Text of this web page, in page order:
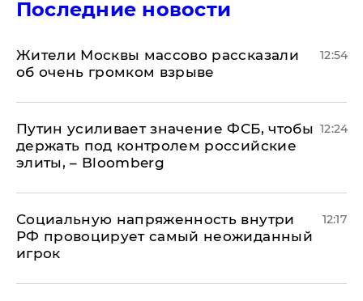
Последние новости
Жители Москвы массово рассказали
об очень громком взрыве
12:54
Путин усиливает значение ФСБ, чтобы
держать под контролем российские
элиты, – Bloomberg
12:24
Социальную напряженность внутри
РФ провоцирует самый неожиданный
игрок
12:17